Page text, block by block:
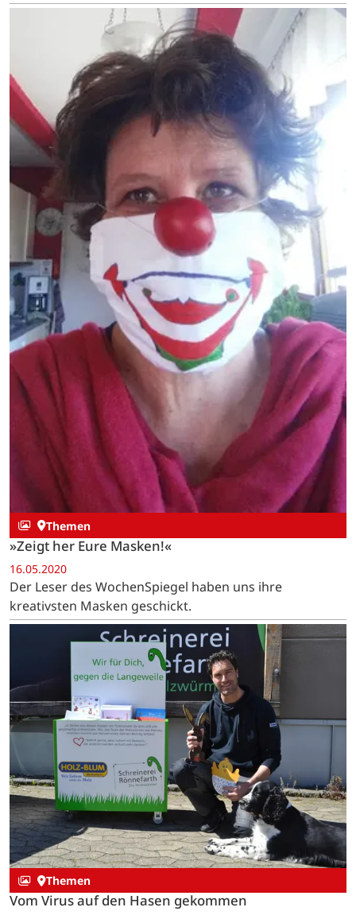
Themen
»Zeigt her Eure Masken!«
16.05.2020
Der Leser des WochenSpiegel haben uns ihre
kreativsten Masken geschickt.
Themen
Vom Virus auf den Hasen gekommen